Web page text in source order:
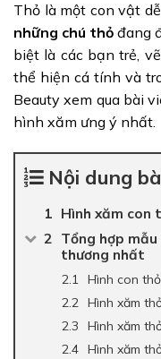
Thỏ là một con vật
những chú thỏ đang
biệt là các bạn trẻ,
thể hiện cá tính và
Beauty xem qua bài
hình xăm ưng ý nhất.
Nội dung
Hình xăm con
Tổng hợp
thương nhất
Hình con
Hình xăm
Hình xăm
Hình xăm